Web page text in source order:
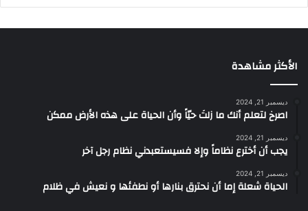
الأكثر مشاهدة
ديسمبر 21, 2024
‫اصرخ لتعلم أنك ما زلتَ حيّاً وأن الحياة على هذه الأرض ممكن
ديسمبر 21, 2024
يجب أن أخترع نظاماً وإلا فسيستعبدني نظام رجل آخر
ديسمبر 21, 2024
الحياة شعلة إما أن نحترق بنارها أو نطفئها و نعيش في ظلام